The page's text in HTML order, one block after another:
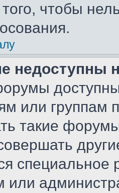
чтобы
недоступны
или группам
такие
или